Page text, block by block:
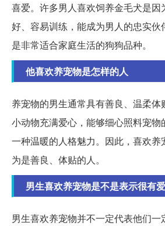
喜爱。许多男人喜欢饲养金毛犬是因
好、容易训练，能成为男人的忠实
是非常适合家庭生活的狗狗品种。
他喜欢养宠物是怎样的人
养宠物的男生通常具有善良、温柔
小动物充满爱心，能够细心照料宠物
一种温暖的人格魅力。因此，喜欢养
为是善良、体贴的人。
男生喜欢养宠物是不是表示很有
男生喜欢养宠物并不一定代表他们一